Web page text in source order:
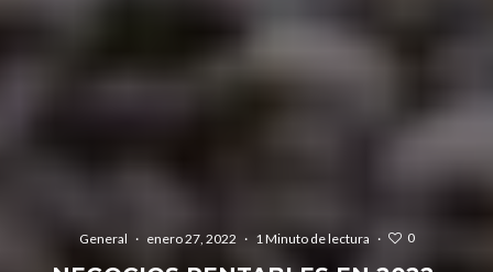
General · enero 27, 2022 · 1 Minuto de lectura · 0